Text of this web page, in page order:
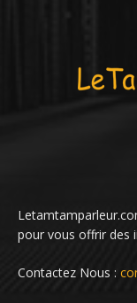
pour vous offrir des
Contactez Nous :